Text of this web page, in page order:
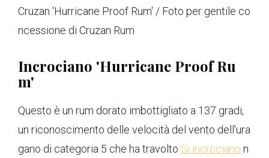
Cruzan 'Hurricane Proof Rum' / Foto per gentile co
ncessione di Cruzan Rum
Incrociano 'Hurricane Proof Ru
m'
Questo è un rum dorato imbottigliato a 137 gradi,
un riconoscimento delle velocità del vento dell'ura
gano di categoria 5 che ha travolto Si incrociano n